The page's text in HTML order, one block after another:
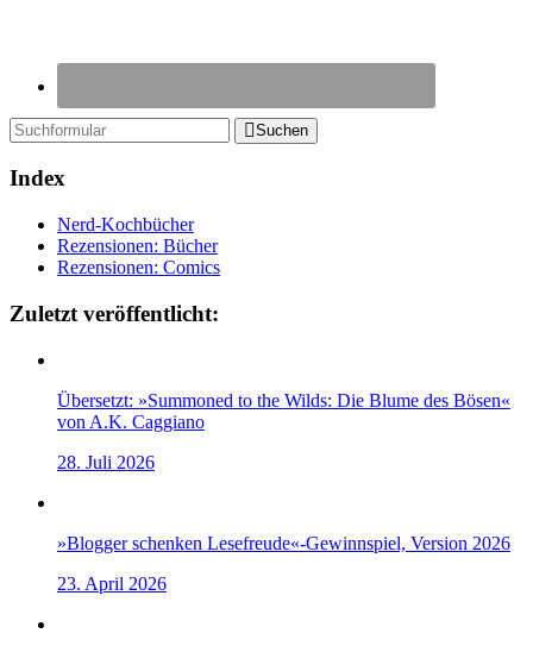
Suchen
Index
Nerd-Kochbücher
Rezensionen: Bücher
Rezensionen: Comics
Zuletzt veröffentlicht:
Übersetzt: »Summoned to the Wilds: Die Blume des Bösen«
von A.K. Caggiano
28. Juli 2026
»Blogger schenken Lesefreude«-Gewinnspiel, Version 2026
23. April 2026